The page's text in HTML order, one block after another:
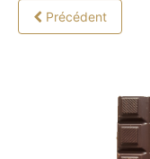
Précédent